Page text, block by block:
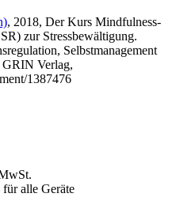
, 2018, Der Kurs Mindfulness-
zur Stressbewältigung.
Selbstmanagement
GRIN Verlag,
1387476
alle Geräte